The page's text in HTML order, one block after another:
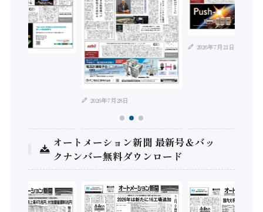
2026年7月28日
2026年7月21日
オートメーション新聞 最新号＆バッ
クナンバー無料ダウンロード